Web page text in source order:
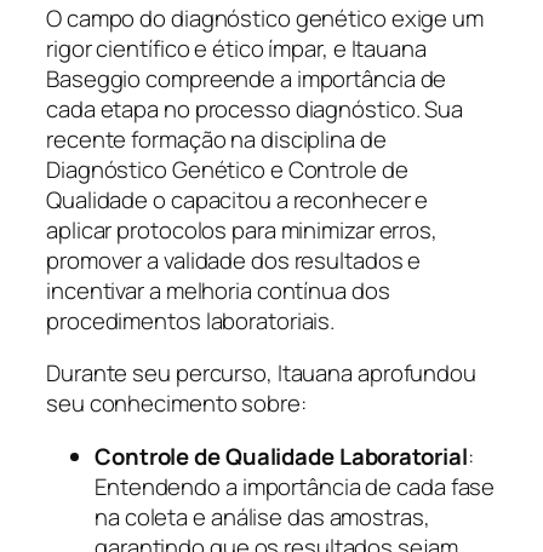
O campo do diagnóstico genético exige um
rigor científico e ético ímpar, e Itauana
Baseggio compreende a importância de
cada etapa no processo diagnóstico. Sua
recente formação na disciplina de
Diagnóstico Genético e Controle de
Qualidade o capacitou a reconhecer e
aplicar protocolos para minimizar erros,
promover a validade dos resultados e
incentivar a melhoria contínua dos
procedimentos laboratoriais.
Durante seu percurso, Itauana aprofundou
seu conhecimento sobre:
Controle de Qualidade Laboratorial:
Entendendo a importância de cada fase
na coleta e análise das amostras,